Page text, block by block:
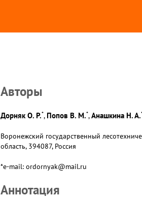
Авторы
Дорняк О. Р.*,Попов В. М.*,Анашкина Н. А.
Воронежский государственный
область, 394087, Россия
*e-mail: ordornyak@mail.ru
Аннотация